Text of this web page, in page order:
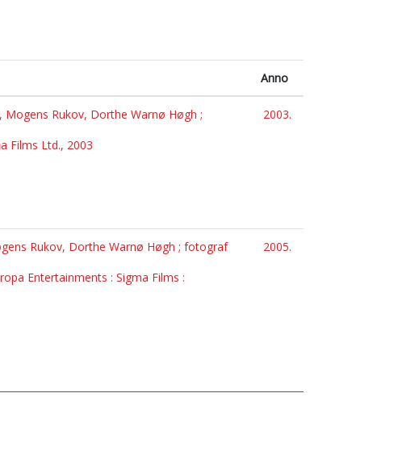
Anno
Rukov, Dorthe Warnø Høgh ;
Films Ltd., 2003
2003.
Rukov, Dorthe Warnø Høgh ; fotograf
Entertainments : Sigma Films :
2005.